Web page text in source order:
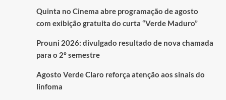
Quinta no Cinema abre programação de agosto
com exibição gratuita do curta “Verde Maduro”
Prouni 2026: divulgado resultado de nova chamada
para o 2º semestre
Agosto Verde Claro reforça atenção aos sinais do
linfoma